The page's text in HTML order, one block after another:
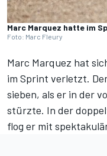
Marc Marquez hatte im
Foto: Marc Fleury
Marc Marquez hat
im Sprint verletzt.
sieben, als er in der
stürzte. In der
flog er mit